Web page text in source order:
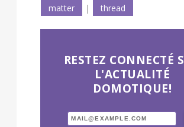
matter
| thread
RESTEZ CONNECTÉ
L'ACTUALITÉ
DOMOTIQUE!